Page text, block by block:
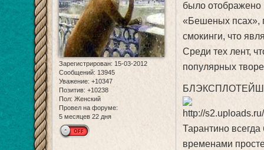
Зарегистрирован: 15-03-2012
Сообщений: 13945
Уважение: +10347
Позитив: +10238
Пол: Женский
Провел на форуме:
5 месяцев 22 дня
было отображено
«Бешеных псах»,
смокинги, что
Среди тех лент,
популярных
Тарантино
временами